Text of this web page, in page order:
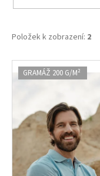
Položek k zobrazení: 2
V
ý
s
r
GRAMÁŽ 200 G/M²